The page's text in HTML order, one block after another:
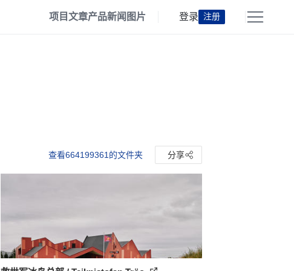
项目文章产品新闻 图片 登录 注册
查看664199361的文件夹 分享